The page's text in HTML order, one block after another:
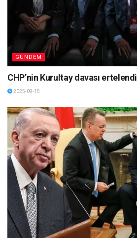
GÜNDEM
CHP’nin Kurultay davası ertelendi
2025-09-15